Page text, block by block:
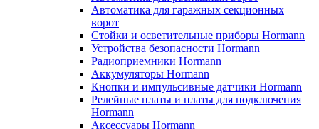
Автоматика для гаражных секционных
ворот
Стойки и осветительные приборы Hormann
Устройства безопасности Hormann
Радиоприемники Hormann
Аккумуляторы Hormann
Кнопки и импульсивные датчики Hormann
Релейные платы и платы для подключения
Hormann
Аксессуары Hormann